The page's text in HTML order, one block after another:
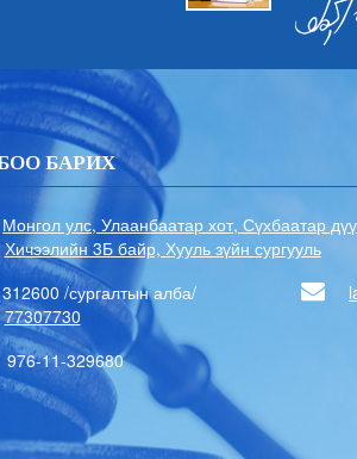
БАРИХ
Монгол улс, Улаанбаатар хот, Сүхбаатар
Хичээлийн 3Б байр, Хууль зүйн сургууль
312600 /сургалтын алба/
77307730
976-11-329680